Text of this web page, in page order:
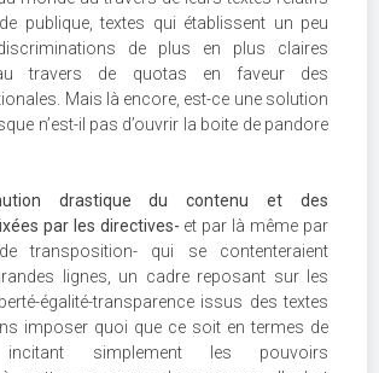
publique, textes qui établissent un peu
de plus en plus claires
travers de quotas en faveur des
Mais là encore, est-ce une solution
n’est-il pas d’ouvrir la boite de pandore
drastique du contenu et des
par les directives- et par là même par
transposition- qui se contenteraient
lignes, un cadre reposant sur les
égalité-transparence issus des textes
imposer quoi que ce soit en termes de
incitant simplement les pouvoirs